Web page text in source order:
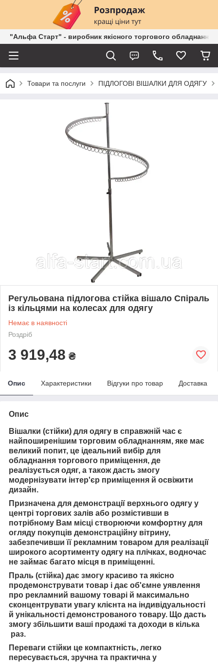
"Альфа Старт" - виробник якісного торгового обладнання
Товари та послуги ПІДЛОГОВІ ВІШАЛКИ ДЛЯ ОДЯГУ
Регульована підлогова стійка вішало Спіраль
із кільцями на колесах для одягу
Немає в наявності
Роздріб
3 919,48 ₴
Опис Характеристики Відгуки про товар Доставка
Опис
Вішалки (стійки) для одягу в справжній час є
найпоширенішим торговим обладнанням, яке має
великий попит, це ідеальний вибір для
обладнання торгового приміщення, де
реалізується одяг, а також дасть змогу
модернізувати інтер'єр приміщення й освіжити
дизайн.
Призначена для демонстрації верхнього одягу у
центрі торгових залів або розмістивши в
потрібному Вам місці створюючи комфортну для
огляду покупців демонстраційну вітрину,
забезпечивши її рекламним товаром для реалізації
широкого асортименту одягу на плічках, водночас
не займає багато місця в приміщенні.
Праль (стійка) дає змогу красиво та якісно
продемонструвати товар і дає об'ємне уявлення
про рекламний вашому товарі й максимально
сконцентрувати увагу клієнта на індивідуальності
й унікальності демонстрованого товару. Що дасть
змогу збільшити ваші продажі та доходи в кілька
раз.
Переваги стійки це компактність, легко
пересувається, зручна та практична у